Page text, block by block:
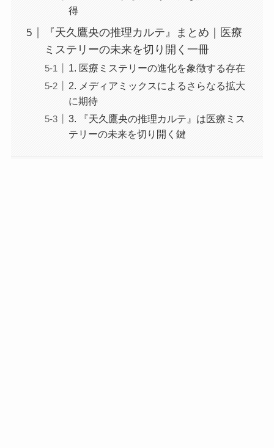
得
『天久鷹央の推理カルテ』まとめ｜医療
ミステリーの未来を切り開く一冊
1. 医療ミステリーの進化を象徴する存在
2. メディアミックスによるさらなる拡大
に期待
3. 『天久鷹央の推理カルテ』は医療ミス
テリーの未来を切り開く鍵